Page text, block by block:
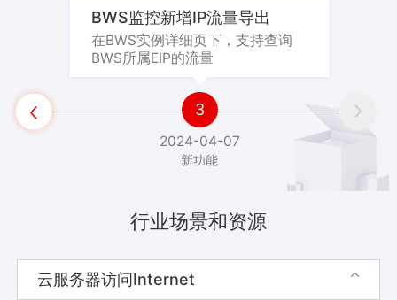
 
3
BWS监控新增IP流量导出
在BWS实例详细页下，支持查询
BWS所属EIP的流量
2024-04-07
新功能
行业场景和资源
云服务器访问Internet 